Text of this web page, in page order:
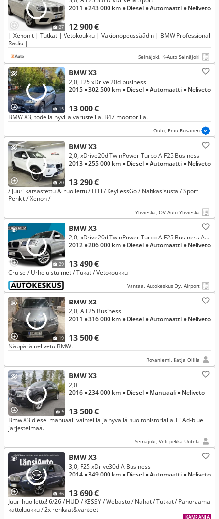
27 12 900 €
2011 ● 243 000 km ● Diesel ● Automaatti ● Neliveto
| Xenonit | Tutkat | Vetokoukku | Vakionopeussäädin | BMW Professional
Radio |
Seinäjoki, K-Auto Seinäjoki
15
BMW X3
13 000 €
2,0, F25 xDrive 20d business
2015 ● 302 500 km ● Diesel ● Automaatti ● Neliveto
BMW X3, todella hyvillä varusteilla. B47 moottorilla.
Oulu, Eetu Rusanen
20
BMW X3
13 290 €
2,0, xDrive20d TwinPower Turbo A F25 Business
2013 ● 255 000 km ● Diesel ● Automaatti ● Neliveto
/ Juuri katsastettu & huollettu / HiFi / KeyLessGo / Nahkasisusta / Sport
Penkit / Xenon /
Ylivieska, OV-Auto Ylivieska
29
BMW X3
13 490 €
2,0, xDrive20d TwinPower Turbo A F25 Business Automatic Edition
2012 ● 206 000 km ● Diesel ● Automaatti ● Neliveto
Cruise / Urheiuistuimet / Tukat / Vetokoukku
Vantaa, Autokeskus Oy, Airport
19
BMW X3
13 500 €
2,0, A F25 Business
2011 ● 316 000 km ● Diesel ● Automaatti ● Neliveto
Näppärä neliveto BMW.
Rovaniemi, Katja Ollila
9
BMW X3
13 500 €
2,0
2016 ● 234 000 km ● Diesel ● Manuaali ● Neliveto
Bmw X3 diesel manuaali vaihteilla ja hyvällä huoltohistorialla. Ei Ad-blue
järjestelmää.
Seinäjoki, Veli-pekka Uutela
36
BMW X3
13 690 €
3,0, F25 xDrive30d A Business
2014 ● 349 000 km ● Diesel ● Automaatti ● Neliveto
Juuri huollettu! 6/26 / HUD / KESSY / Webasto / Nahat / Tutkat / Panoraama
kattoluukku / 2x renkaat&vanteet
KAMPANJA